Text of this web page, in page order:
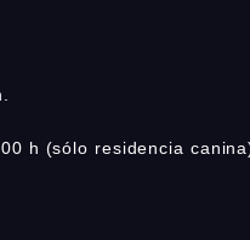
h (sólo residencia